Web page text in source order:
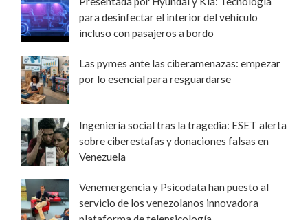
para desinfectar el interior del vehículo
incluso con pasajeros a bordo
Las pymes ante las ciberamenazas: empezar
por lo esencial para resguardarse
Ingeniería social tras la tragedia: ESET alerta
sobre ciberestafas y donaciones falsas en
Venezuela
Venemergencia y Psicodata han puesto al
servicio de los venezolanos innovadora